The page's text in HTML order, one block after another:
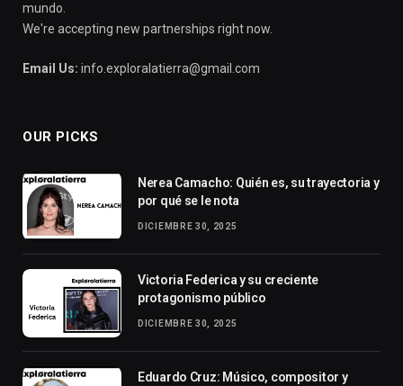
mundo.
We're accepting new partnerships right now.
Email Us: info.exploralatierra@gmail.com
OUR PICKS
Nerea Camacho: Quién es, su trayectoria y
por qué se le nota
DICIEMBRE 30, 2025
Victoria Federica y su creciente
protagonismo público
DICIEMBRE 30, 2025
Eduardo Cruz: Músico, compositor y